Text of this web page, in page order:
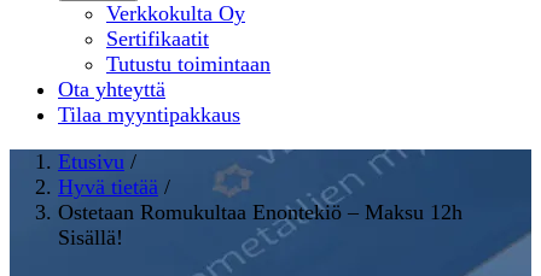
Verkkokulta Oy
Sertifikaatit
Tutustu toimintaan
Ota yhteyttä
Tilaa myyntipakkaus
Etusivu /
Hyvä tietää /
Ostetaan Romukultaa Enontekiö – Maksu 12h
Sisällä!